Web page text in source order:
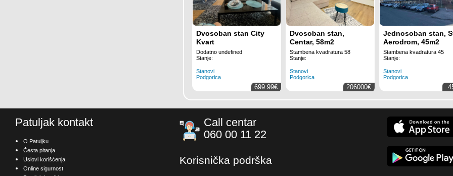
Dvosoban stan City
Kvart
Dodatno undefined
Stanje:
Stanovi
Podgorica
699.99€
Dvosoban stan,
Centar, 58m2
Stambena kvadratura 58
Stanje:
Stanovi
Podgorica
206000€
Jednosoban stan,
Aerodrom, 45m2
Stambena kvadratura 45
Stanje:
Stanovi
Podgorica
Patuljak kontakt
O Patuljku
Česta pitanja
Uslovi korišćenja
Online sigurnost
Call centar
060 00 11 22
Korisnička podrška